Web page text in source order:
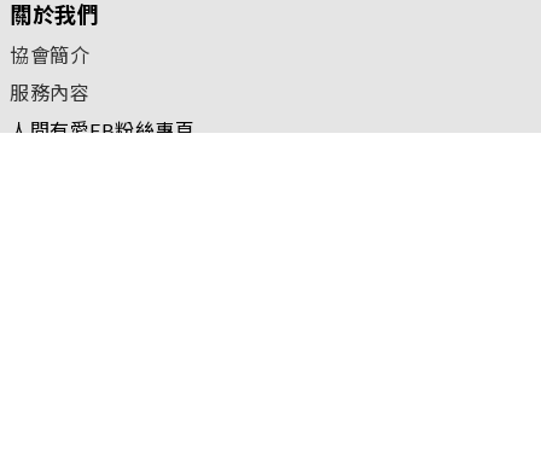
關於我們
協會簡介
服務內容
人間有愛FB粉絲專頁